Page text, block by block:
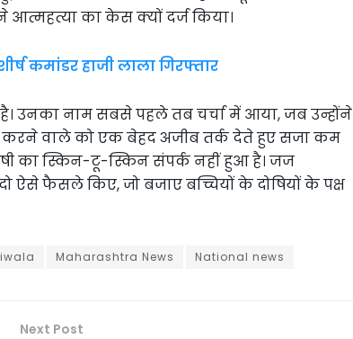
आत्महत्या का केस क्यों दर्ज किया।
कमांडर हाजी लाला गिरफ्तार
है। उनका नाम सबसे पहले तब चर्चा में आया, जब उन्होंने
करने वाले को एक बेहद अजीब तर्क देते हुए सजा कम
का स्किन-टू-स्किन संपर्क नहीं हुआ है। जज
फैसले किए, जो बजाए बच्चियों के दोषियों के पक्ष
Maharashtra News National news
Next Post